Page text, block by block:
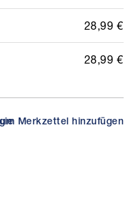
28,99 €
28,99 €